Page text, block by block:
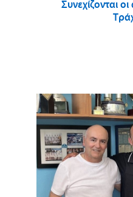
Συνεχίζονται